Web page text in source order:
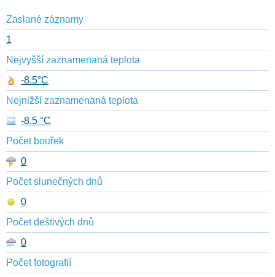
Zaslané záznamy
1
Nejvyšší zaznamenaná teplota
-8.5°C
Nejnižší zaznamenaná teplota
-8.5 °C
Počet bouřek
0
Počet slunečných dnů
0
Počet deštivých dnů
0
Počet fotografií